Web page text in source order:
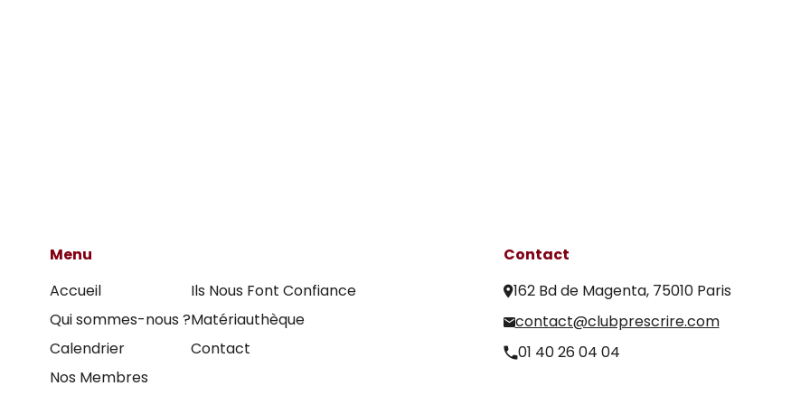
Menu
Accueil
Qui sommes-nous ?
Calendrier
Nos Membres
Ils Nous Font Confiance
Matériauthèque
Contact
Contact
162 Bd de Magenta, 75010 Paris
contact@clubprescrire.com
01 40 26 04 04